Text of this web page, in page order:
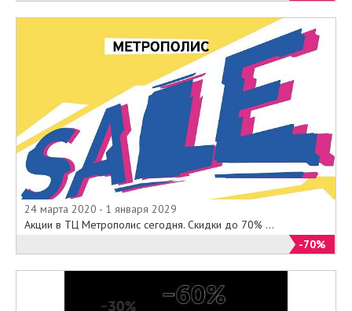
24 марта 2020 - 1 января 2029
Акции в ТЦ Метрополис сегодня. Скидки до 70% ...
-70%